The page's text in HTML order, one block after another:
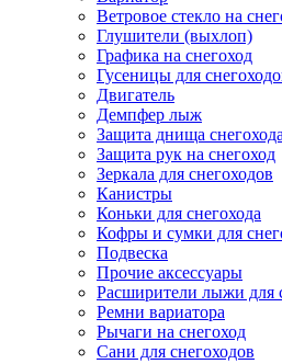
Ветровое стекло на
Глушители (выхлоп)
Графика на снегоход
Гусеницы для
Двигатель
Демпфер лыж
Защита днища снегохода
Защита рук на снегоход
Зеркала для снегоходов
Канистры
Коньки для снегохода
Кофры и сумки для
Подвеска
Прочие аксессуары
Расширители лыжи для
Ремни вариатора
Рычаги на снегоход
Сани для снегоходов